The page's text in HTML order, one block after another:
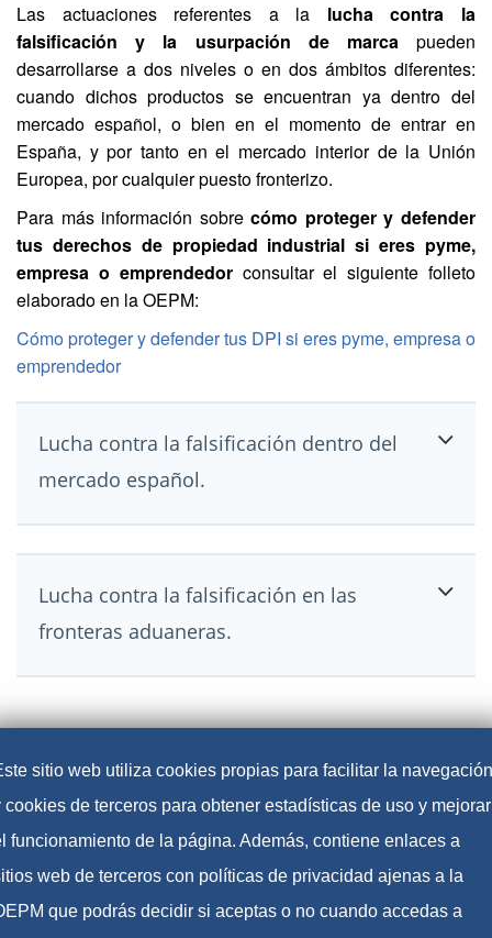
Las actuaciones referentes a la lucha contra la
falsificación y la usurpación de marcapueden
desarrollarse a dos niveles o en dos ámbitos diferentes:
cuando dichos productos se encuentran ya dentro del
mercado español, o bien en el momento de entrar en
España, y por tanto en el mercado interior de la Unión
Europea, por cualquier puesto fronterizo.
Para más información sobrecómo proteger y defender
tus derechos de propiedad industrial si eres pyme,
empresa o emprendedorconsultar el siguiente folleto
elaborado en la OEPM:
Cómo proteger y defender tus DPI si eres pyme, empresa o
emprendedor
Lucha contra la falsificación dentro del
mercado español.
Lucha contra la falsificación en las
fronteras aduaneras.
sitio web utiliza cookies propias para facilitar la navegación
cookies de terceros para obtener estadísticas de uso y mejorar
funcionamiento de la página. Además, contiene enlaces a
web de terceros con políticas de privacidad ajenas a la
que podrás decidir si aceptas o no cuando accedas a